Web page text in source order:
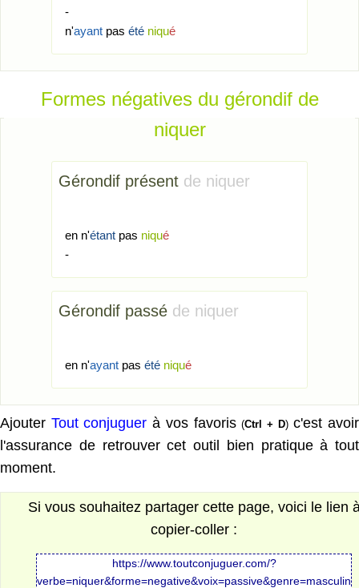
-
n'ayant pas été niqué
Formes négatives du gérondif de
niquer
Gérondif présent de niquer
en n'étant pas niqué
-
Gérondif passé de niquer
en n'ayant pas été niqué
Ajouter Tout conjuguer à vos favoris(Ctrl + D)c'est avoir
l'assurance de retrouver cet outil bien pratique à tout
moment.
Si vous souhaitez partager cette page, voici le lien
copier-coller :
https://www.toutconjuguer.com/?
verbe=niquer&forme=negative&voix=passive&genre=masculin